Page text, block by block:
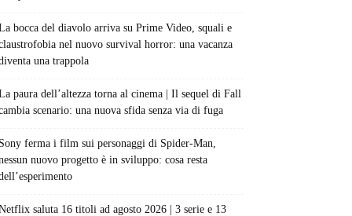
bocca del diavolo arriva su Prime Video, squali e
nel nuovo survival horror: una vacanza
una trappola
paura dell’altezza torna al cinema | Il sequel di Fall
scenario: una nuova sfida senza via di fuga
Sony ferma i film sui personaggi di Spider-Man,
nuovo progetto è in sviluppo: cosa resta
saluta 16 titoli ad agosto 2026 | 3 serie e 13